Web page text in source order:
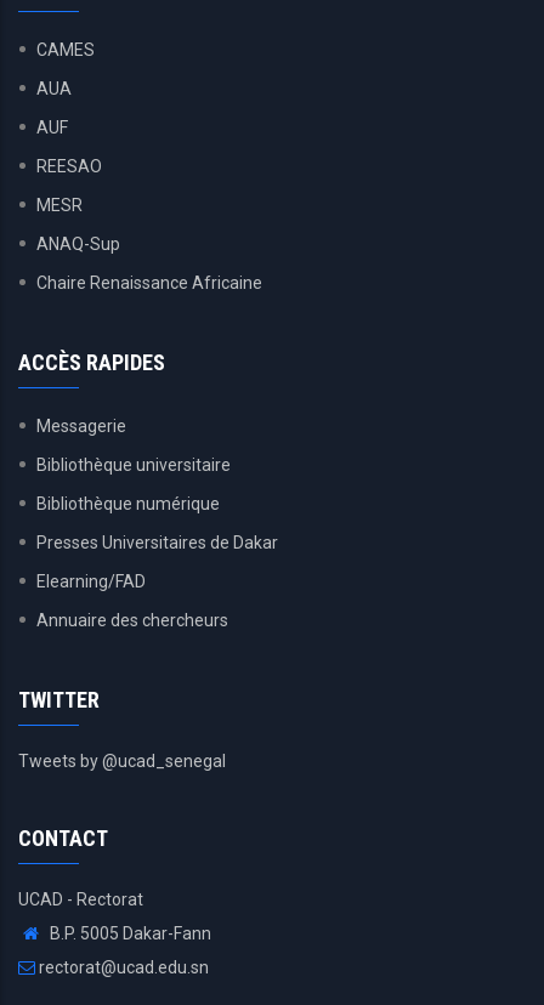
CAMES
AUA
AUF
REESAO
MESR
ANAQ-Sup
Chaire Renaissance Africaine
ACCÈS RAPIDES
Messagerie
Bibliothèque universitaire
Bibliothèque numérique
Presses Universitaires de Dakar
Elearning/FAD
Annuaire des chercheurs
TWITTER
Tweets by @ucad_senegal
CONTACT
UCAD - Rectorat
B.P. 5005 Dakar-Fann
rectorat@ucad.edu.sn